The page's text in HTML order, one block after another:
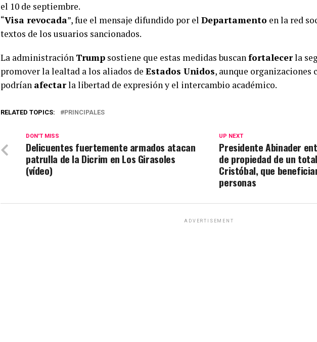
el 10 de septiembre.
“Visa revocada”, fue el mensaje difundido por el Departamento en la red
textos de los usuarios sancionados.
La administración Trump sostiene que estas medidas buscanfortalecerla
promover la lealtad a los aliados de Estados Unidos, aunque organizaciones
podrían afectarla libertad de expresión y el intercambio académico.
RELATED TOPICS: PRINCIPALES
UP NEXT
Presidente Abinader
de propiedad de un
Cristóbal, que
personas
DON'T MISS
Delicuentes fuertemente armados atacan
patrulla de la Dicrim en Los Girasoles
(vídeo)
ADVERTISEMENT